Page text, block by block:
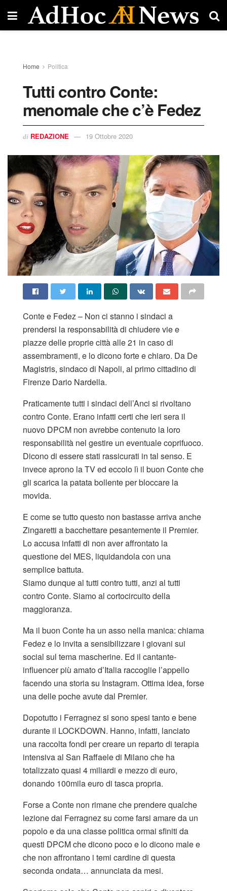
Home Politica
Tutti contro Conte:
menomale che c’è Fedez
di REDAZIONE 19 Ottobre 2020
Conte e Fedez – Non ci stanno i sindaci a
prendersi la responsabilità di chiudere vie e
piazze delle proprie città alle 21 in caso di
assembramenti, e lo dicono forte e chiaro. Da De
Magistris, sindaco di Napoli, al primo cittadino di
Firenze Dario Nardella.
Praticamente tutti i sindaci dell’Anci si rivoltano
contro Conte. Erano infatti certi che ieri sera il
nuovo DPCM non avrebbe contenuto la loro
responsabilità nel gestire un eventuale coprifuoco.
Dicono di essere stati rassicurati in tal senso. E
invece aprono la TV ed eccolo lì il buon Conte che
gli scarica la patata bollente per bloccare la
movida.
E come se tutto questo non bastasse arriva anche
Zingaretti a bacchettare pesantemente il Premier.
Lo accusa infatti di non aver affrontato la
questione del MES, liquidandola con una
semplice battuta.
Siamo dunque al tutti contro tutti, anzi al tutti
contro Conte. Siamo al cortocircuito della
maggioranza.
Ma il buon Conte ha un asso nella manica: chiama
Fedez e lo invita a sensibilizzare i giovani sui
social sul tema mascherine. Ed il cantante-
influencer più amato d’Italia raccoglie l’appello
facendo una storia su Instagram. Ottima idea, forse
una delle poche avute dal Premier.
Dopotutto i Ferragnez si sono spesi tanto e bene
durante il LOCKDOWN. Hanno, infatti, lanciato
una raccolta fondi per creare un reparto di terapia
intensiva al San Raffaele di Milano che ha
totalizzato quasi 4 miliardi e mezzo di euro,
donando 100mila euro di tasca propria.
Forse a Conte non rimane che prendere qualche
lezione dai Ferragnez su come farsi amare da un
popolo e da una classe politica ormai sfiniti da
questi DPCM che dicono poco e lo dicono male e
che non affrontano i temi cardine di questa
seconda ondata… annunciata da mesi.